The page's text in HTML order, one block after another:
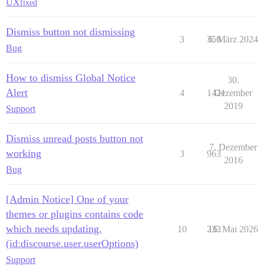
UXfixed
Dismiss button not dismissing
Bug
3 356
6. März 2024
How to dismiss Global Notice
Alert
Support
4 1421
30.
Dezember
2019
Dismiss unread posts button not
working
Bug
3 963
7. Dezember
2016
[Admin Notice] One of your
themes or plugins contains code
which needs updating.
(id:discourse.user.userOptions)
Support
10 233
16. Mai 2026